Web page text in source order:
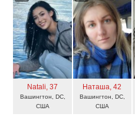
Natali, 37
Вашингтон, DC,
США
Наташа, 42
Вашингтон, DC,
США